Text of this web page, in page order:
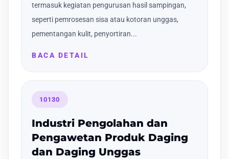
termasuk kegiatan pengurusan hasil sampingan,
seperti pemrosesan sisa atau kotoran unggas,
pementangan kulit, penyortiran...
BACA DETAIL
10130
Industri Pengolahan dan
Pengawetan Produk Daging
dan Daging Unggas